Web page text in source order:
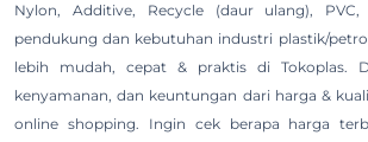
Nylon, Additive, Recycle (daur ulang), PVC,
pendukung dan kebutuhan industri plastik/
lebih mudah, cepat & praktis di Tokoplas.
kenyamanan, dan keuntungan dari harga &
online shopping. Ingin cek berapa harga